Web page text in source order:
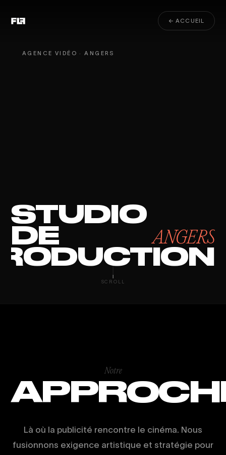
← ACCUEIL
CONTENT
AGENCE VIDÉO · ANGERS
STUDIO
DE ANGERS
SCROLL
Notre
Là où la publicité rencontre le cinéma. Nous
fusionnons exigence artistique et stratégie pour